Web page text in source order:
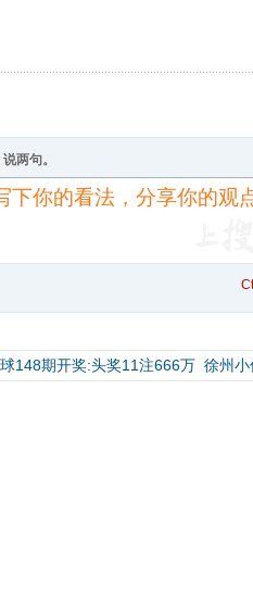
两句。
148期开奖:头奖11注666万 徐州